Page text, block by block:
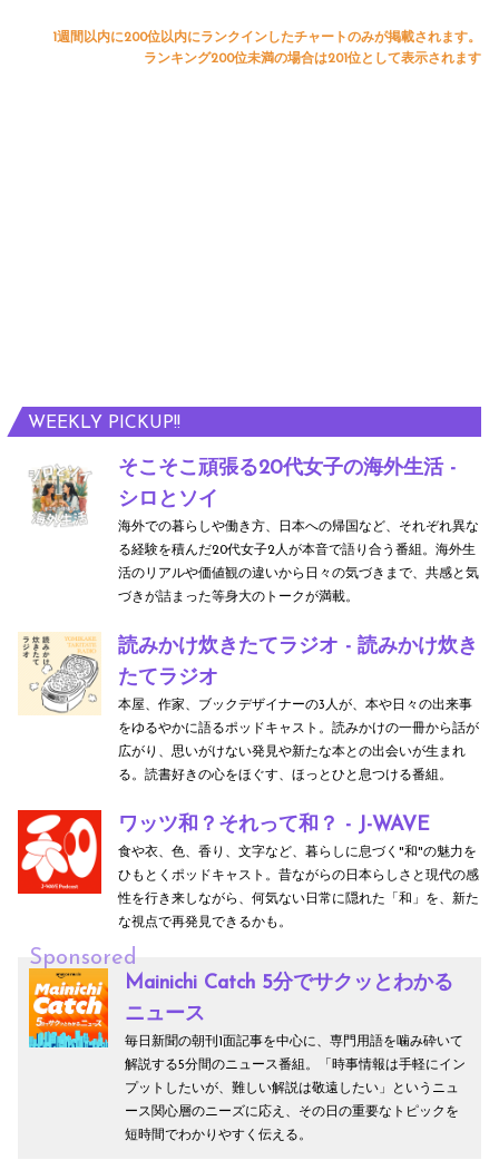
WEEKLY PICKUP!!
そこそこ頑張る20代女子の海外生活 -
シロとソイ
海外での暮らしや働き方、日本への帰国など、それぞれ異な
る経験を積んだ20代女子2人が本音で語り合う番組。海外生
活のリアルや価値観の違いから日々の気づきまで、共感と気
づきが詰まった等身大のトークが満載。
読みかけ炊きたてラジオ - 読みかけ炊き
たてラジオ
本屋、作家、ブックデザイナーの3人が、本や日々の出来事
をゆるやかに語るポッドキャスト。読みかけの一冊から話が
広がり、思いがけない発見や新たな本との出会いが生まれ
る。読書好きの心をほぐす、ほっとひと息つける番組。
ワッツ和？それって和？ - J-WAVE
食や衣、色、香り、文字など、暮らしに息づく"和"の魅力を
ひもとくポッドキャスト。昔ながらの日本らしさと現代の感
性を行き来しながら、何気ない日常に隠れた「和」を、新た
な視点で再発見できるかも。
Sponsored
Mainichi Catch 5分でサクッとわかる
ニュース
毎日新聞の朝刊1面記事を中心に、専門用語を噛み砕いて
解説する5分間のニュース番組。「時事情報は手軽にイン
プットしたいが、難しい解説は敬遠したい」というニュ
ース関心層のニーズに応え、その日の重要なトピックを
短時間でわかりやすく伝える。
1週間以内に200位以内にランクインしたチャートのみが掲載されます。
ランキング200位未満の場合は201位として表示されます